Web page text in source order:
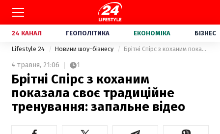
24 КАНАЛ ГЕОПОЛІТИКА ЕКОНОМІКА БІЗНЕС
Lifestyle 24 Новини шоу-бізнесу Брітні Спірс з коханим показала своє традиційне тренування: запальне відео
4 травня, 21:06 1
Брітні Спірс з коханим
показала своє традиційне
тренування: запальне відео